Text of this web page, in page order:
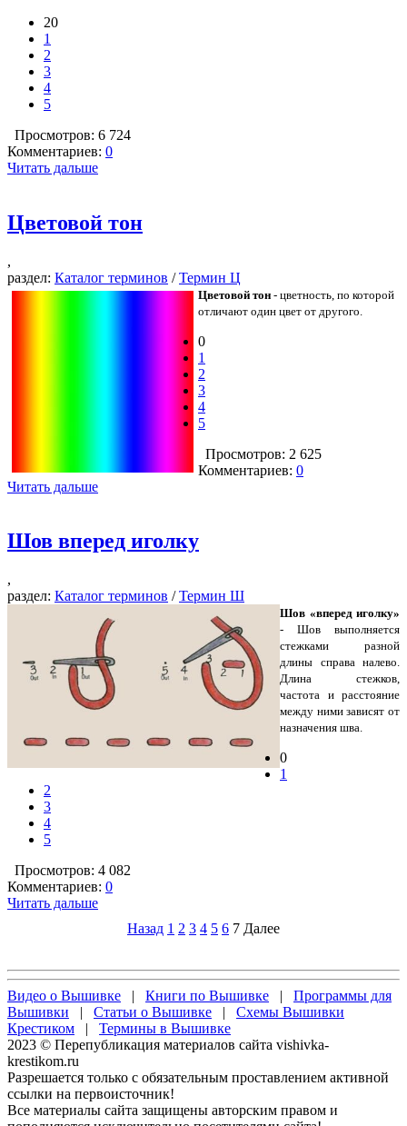
20
1
2
3
4
5
Просмотров: 6 724
Комментариев: 0
Читать дальше
Цветовой тон
,
раздел: Каталог терминов /Термин Ц
Цветовой тон - цветность, по которой
отличают один цвет от другого.
0
1
2
3
4
5
Просмотров: 2 625
Комментариев: 0
Читать дальше
Шов вперед иголку
,
раздел: Каталог терминов /Термин Ш
Шов «вперед иголку»
- Шов выполняется
стежками разной
длины справа налево.
Длина стежков,
частота и расстояние
между ними зависят от
назначения шва.
0
1
2
3
4
5
Просмотров: 4 082
Комментариев: 0
Читать дальше
Назад 1 2 3 4 5 6 7 Далее
Видео о Вышивке | Книги по Вышивке | Программы для
Вышивки | Статьи о Вышивке | Схемы Вышивки
Крестиком | Термины в Вышивке
2023 © Перепубликация материалов сайта vishivka-
krestikom.ru
Разрешается только с обязательным проставлением активной
ссылки на первоисточник!
Все материалы сайта защищены авторским правом и